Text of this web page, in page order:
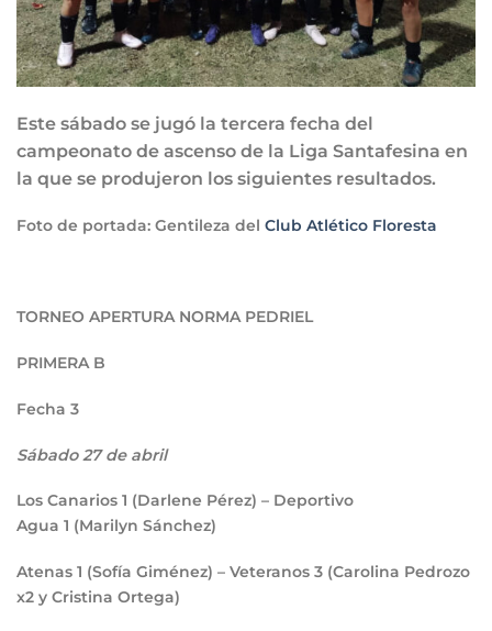
Este sábado se jugó la tercera fecha del
campeonato de ascenso de la Liga Santafesina en
la que se produjeron los siguientes resultados.
Foto de portada: Gentileza del Club Atlético Floresta
TORNEO APERTURA NORMA PEDRIEL
PRIMERA B
Fecha 3
Sábado 27 de abril
Los Canarios 1 (Darlene Pérez) – Deportivo
Agua 1 (Marilyn Sánchez)
Atenas 1 (Sofía Giménez) – Veteranos 3 (Carolina Pedrozo
x2 y Cristina Ortega)